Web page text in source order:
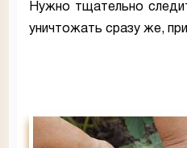
Нужно тщательно
уничтожать сразу же,